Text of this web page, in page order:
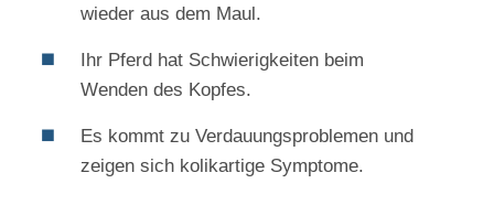
wieder aus dem Maul.
Ihr Pferd hat Schwierigkeiten beim
Wenden des Kopfes.
Es kommt zu Verdauungsproblemen und
zeigen sich kolikartige Symptome.